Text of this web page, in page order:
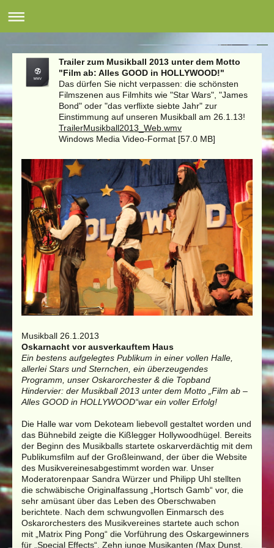
Musikverein Kißlegg
Trailer zum Musikball 2013 unter dem Motto
"Film ab: Alles GOOD in HOLLYWOOD!"
Das dürfen Sie nicht verpassen: die schönsten
Filmszenen aus Filmhits wie "Star Wars", "James
Bond" oder "das verflixte siebte Jahr" zur
Einstimmung auf unseren Musikball am 26.1.13!
TrailerMusikball2013_Web.wmv
Windows Media Video-Format [57.0 MB]
Musikball 26.1.2013
Oskarnacht vor ausverkauftem Haus
Ein bestens aufgelegtes Publikum in einer vollen Halle,
allerlei Stars und Sternchen, ein überzeugendes
Programm, unser Oskarorchester & die Topband
Hindervier: der Musikball 2013 unter dem Motto „Film ab –
Alles GOOD in HOLLYWOOD“war ein voller Erfolg!
Die Halle war vom Dekoteam liebevoll gestaltet worden und
das Bühnebild zeigte die Kißlegger Hollywoodhügel. Bereits
der Beginn des Musikballs startete oskarverdächtig mit dem
Publikumsfilm auf der Großleinwand, der über die Website
des Musikvereinesabgestimmt worden war. Unser
Moderatorenpaar Sandra Würzer und Philipp Uhl stellten
die schwäbische Originalfassung „Hortsch Gamb“ vor, die
sehr amüsant über das Leben des Oberschwaben
berichtete. Nach dem schwungvollen Einmarsch des
Oskarorchesters des Musikvereines startete auch schon
mit „Matrix Ping Pong“ die Vorführung des Oskargewinners
für „Special Effects“. Zehn junge Musikanten (Max Dunst,